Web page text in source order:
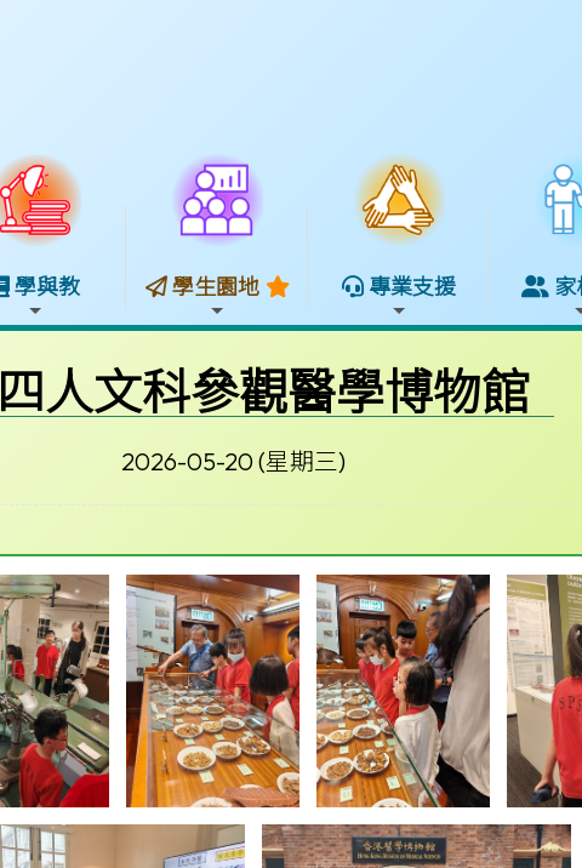
學與教 學生園地 專業支援 家
小四人文科參觀醫學博物館
2026-05-20 (星期三)